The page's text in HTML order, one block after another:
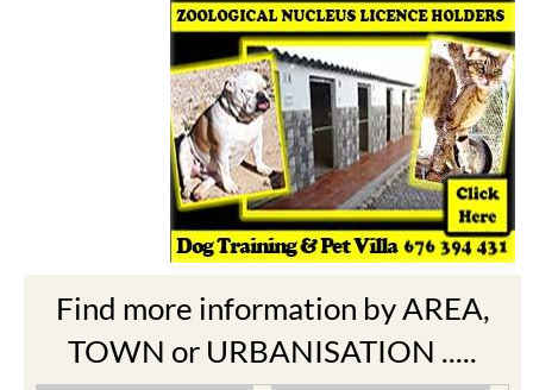
Find more information by AREA,
TOWN or URBANISATION .....